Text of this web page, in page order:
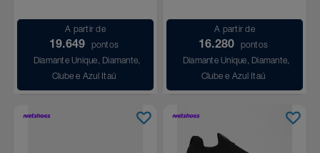
A partir de
19.649
pontos
Diamante Unique, Diamante,
Clube e Azul Itaú
A partir de
16.280
pontos
Diamante Unique, Diamante,
Clube e Azul Itaú